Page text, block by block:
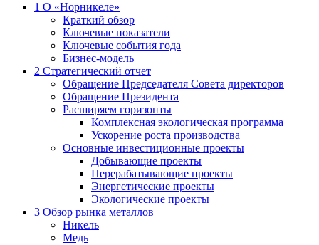
1 О «Норникеле»
Краткий обзор
Ключевые показатели
Ключевые события года
Бизнес-модель
2 Стратегический отчет
Обращение Председателя Совета директоров
Обращение Президента
Расширяем горизонты
Комплексная экологическая программа
Ускорение роста производства
Основные инвестиционные проекты
Добывающие проекты
Перерабатывающие проекты
Энергетические проекты
Экологические проекты
3 Обзор рынка металлов
Никель
Медь